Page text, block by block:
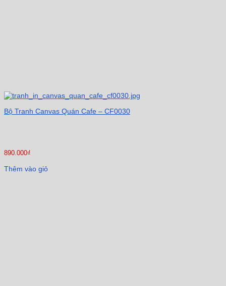
Bộ Tranh Canvas Quán Cafe – CF0030
890.000₫
Thêm vào giỏ